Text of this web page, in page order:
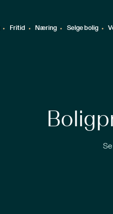
Fritid Næring Selge bolig